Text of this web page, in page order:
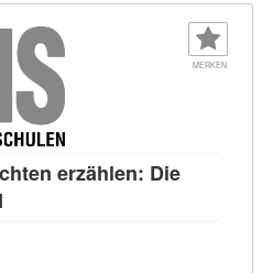
MERKEN
erzählen: Die